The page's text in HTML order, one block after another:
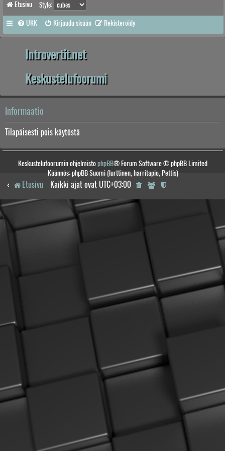
Etusivu Style:
UKK Kirjaudu sisään Rekisteröidy
Introvertit.net
Keskustelufoorumi
Informaatio
Tilapäisesti pois käytöstä
Keskustelufoorumin ohjelmistophpBB® Forum Software © phpBB Limited
Käännös: phpBB Suomi (lurttinen, harritapio, Pettis)
Etusivu Kaikki ajat ovat UTC+03:00